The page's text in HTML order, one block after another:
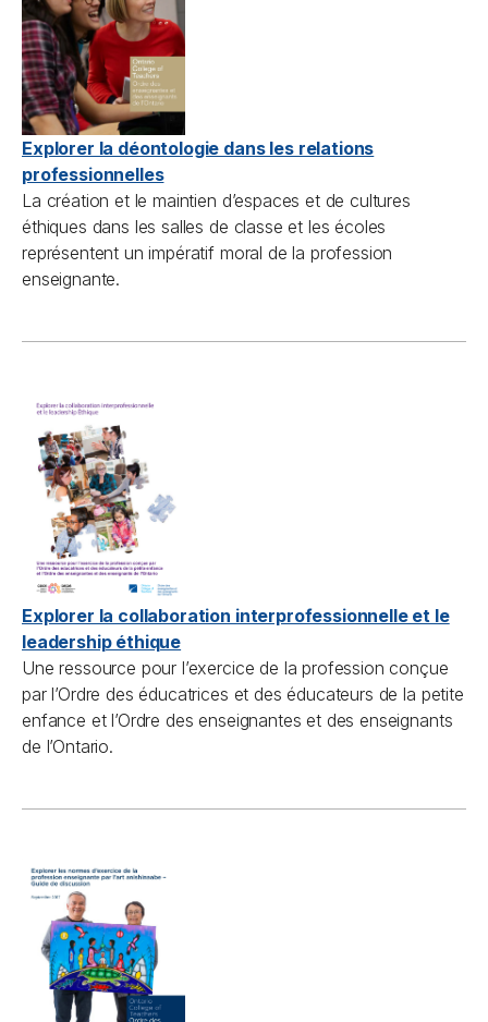
Explorer la déontologie dans les relations
professionnelles
La création et le maintien d’espaces et de cultures
éthiques dans les salles de classe et les écoles
représentent un impératif moral de la profession
enseignante.
Explorer la collaboration interprofessionnelle et le
leadership éthique
Une ressource pour l’exercice de la profession conçue
par l’Ordre des éducatrices et des éducateurs de la petite
enfance et l’Ordre des enseignantes et des enseignants
de l’Ontario.